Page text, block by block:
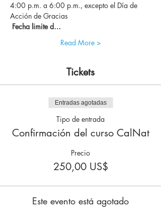
4:00 p.m. a 6:00 p.m., excepto el Día de
Acción de Gracias
Fecha limite d…
Read More >
Tickets
Entradas agotadas
Tipo de entrada
Confirmación del curso CalNat
Precio
250,00 US$
Este evento está agotado